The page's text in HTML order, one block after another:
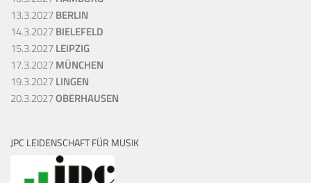
13.3.2027BERLIN
14.3.2027BIELEFELD
15.3.2027LEIPZIG
17.3.2027MÜNCHEN
19.3.2027LINGEN
20.3.2027OBERHAUSEN
JPC LEIDENSCHAFT FÜR MUSIK